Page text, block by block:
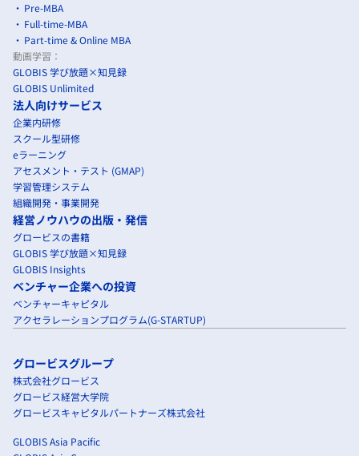
Pre-MBA
Full-time-MBA
Part-time & Online MBA
動画学習：
GLOBIS 学び放題×知見録
GLOBIS Unlimited
法人向けサービス
企業内研修
スクール型研修
eラーニング
アセスメント・テスト (GMAP)
学習管理システム
組織開発・事業開発
経営ノウハウの出版・発信
グロービスの書籍
GLOBIS 学び放題×知見録
GLOBIS Insights
ベンチャー企業への投資
ベンチャーキャピタル
アクセラレーションプログラム(G-STARTUP)
グロービスグループ
株式会社グロービス
グロービス経営大学院
グロービスキャピタルパートナーズ株式会社
GLOBIS Asia Pacific